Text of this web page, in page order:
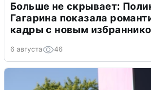
Больше не скрывает:
Гагарина показала
кадры с новым
6 августа 46